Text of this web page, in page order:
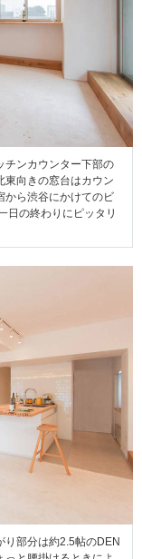
チンカウンター下部の
東向きの窓台はカウン
から渋谷にかけてのビ
日の終わりにピッタリ
り部分は約2.5帖のDEN